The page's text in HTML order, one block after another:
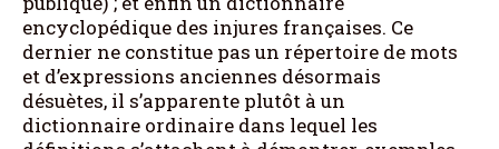
encyclopédique des injures françaises. Ce
dernier ne constitue pas un répertoire de mots
et d’expressions anciennes désormais
désuètes, il s’apparente plutôt à un
dictionnaire ordinaire dans lequel les